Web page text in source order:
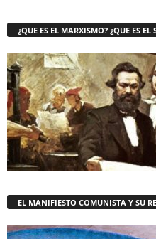
¿QUE ES EL MARXISMO? ¿QUE ES
EL MANIFIESTO COMUNISTA Y SU